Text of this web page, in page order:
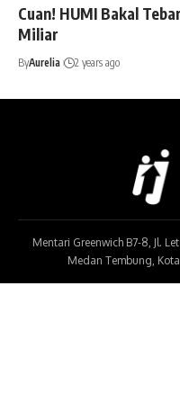
Cuan! HUMI Bakal
Miliar
ByAurelia 2 years ago
Mentari Greenwich B7-8, Jl.
Medan Tembung,